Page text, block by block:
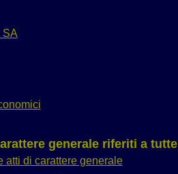
SA
generale riferiti a
atti di carattere generale